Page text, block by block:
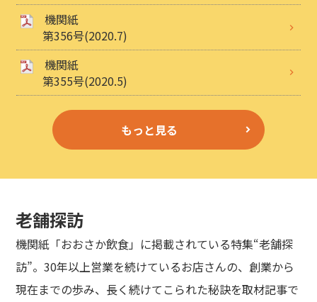
機関紙
第356号(2020.7)
機関紙
第355号(2020.5)
もっと見る
老舗探訪
機関紙「おおさか飲食」に掲載されている特集“老舗探
訪”。30年以上営業を続けているお店さんの、創業から
現在までの歩み、長く続けてこられた秘訣を取材記事で